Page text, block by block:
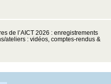
de l’AICT 2026 : enregistrements
ateliers : vidéos, comptes-rendus &